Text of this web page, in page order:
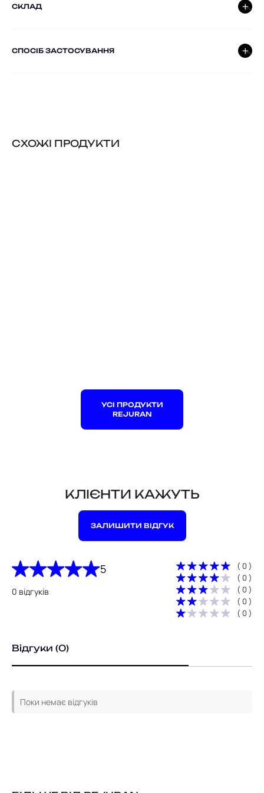
СКЛАД
СПОСІБ ЗАСТОСУВАННЯ
CХОЖІ ПРОДУКТИ
УСІ ПРОДУКТИ
REJURAN
КЛІЄНТИ КАЖУТЬ
ЗАЛИШИТИ ВІДГУК
5
0 відгуків
( 0 )
( 0 )
( 0 )
( 0 )
( 0 )
Відгуки (0)
Поки немає відгуків